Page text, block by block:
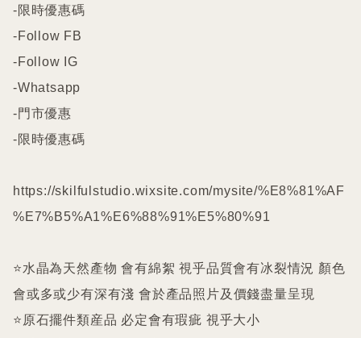
-限時優惠碼
-Follow FB
-Follow IG
-Whatsapp
-門市優惠
-限時優惠碼
https://skilfulstudio.wixsite.com/mysite/%E8%81%AF
%E7%B5%A1%E6%88%91%E5%80%91
⭐️水晶為天然產物 會有綿絮 視乎品質會有冰裂情況 顏色
會或多或少有深有淺 會於產品照片及價錢盡量呈現
⭐️原石擺件類産品 必定會有瑕疵 視乎大小